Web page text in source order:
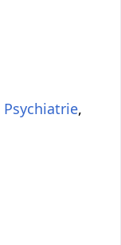
Psychiatrie,